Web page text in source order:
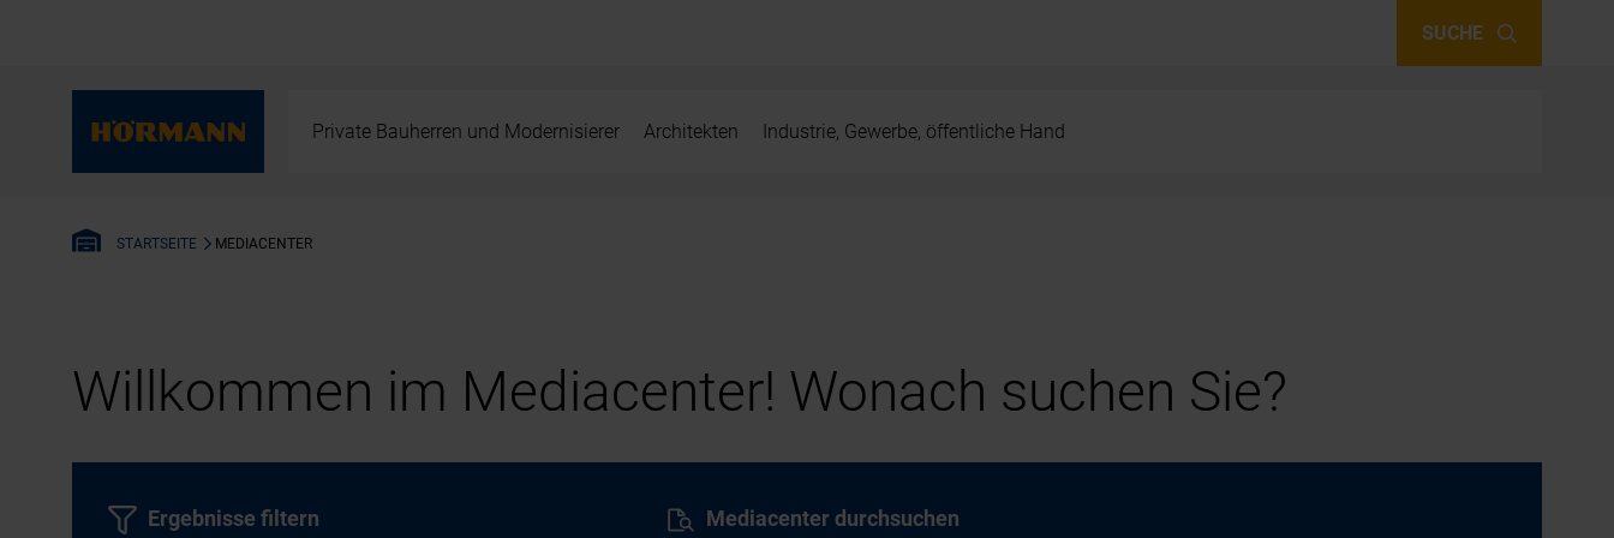
SUCHE
Private Bauherren und Modernisierer Architekten Industrie, Gewerbe, öffentliche Hand
STARTSEITE MEDIACENTER
Willkommen im Mediacenter! Wonach suchen Sie?
Mediacenter durchsuchen
Ergebnisse filtern